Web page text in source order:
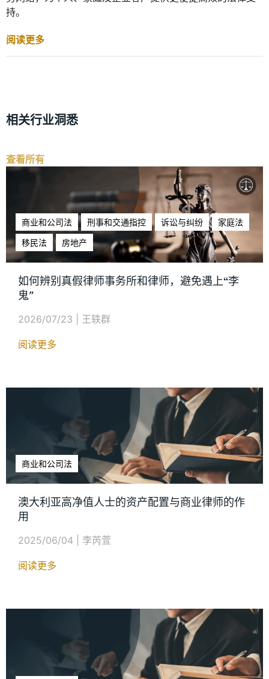
持。
阅读更多
相关行业洞悉
查看所有
商业和公司法 刑事和交通指控 诉讼与纠纷
家庭法
移民法
房地产
如何辨别真假律师事务所和律师，避免遇上“李
鬼"
2026/07/23 王轶群
阅读更多
商业和公司法
澳大利亚高净值人士的资产配置与商业律师的作
用
2025/06/04 李芮萱
阅读更多